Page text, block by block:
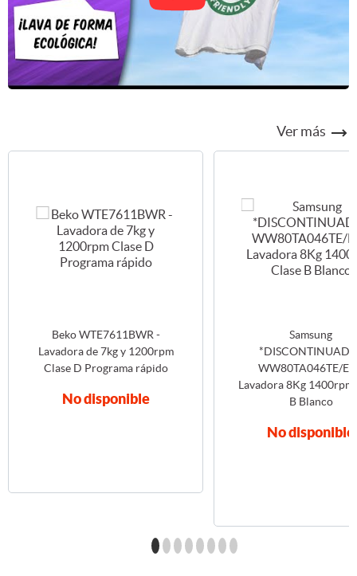
Ver más
Beko WTE7611BWR -
Lavadora de 7kg y 1200rpm
Clase D Programa rápido
No disponible
Samsung
WW80TA046TE/
Lavadora 8Kg 1400rpm
B Blanco
No disponible